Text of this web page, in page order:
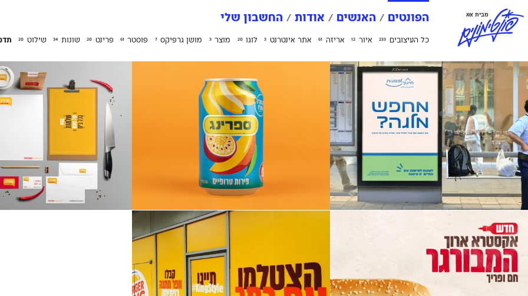
פונטימוניםמבית אאא הפונטים האנשים אודות החשבון שלי
כל העיצובים 233 איור 12 אריזה 61 אתר אינטרנט 3 לוגו 20 מוצר 3 מושן גרפיקס 7 פוסטר 61 פרינט 20 שונות 34 שילוט 20